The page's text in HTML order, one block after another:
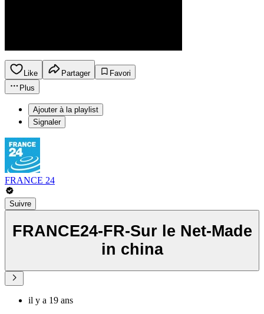
Like Partager
Favori
Plus
Ajouter à la playlist
Signaler
FRANCE 24
Suivre
FRANCE24-FR-Sur le Net-Made
in china
il y a 19 ans